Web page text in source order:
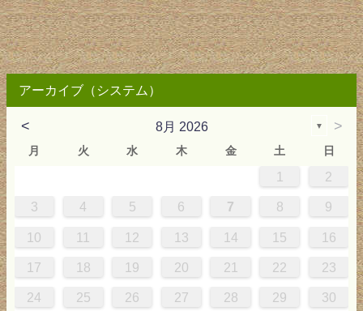
アーカイブ（システム）
< 8月 2026 ▼ >
月 火 水 木 金 土 日
1 2
3 4 5 6 7 8 9
10 11 12 13 14 15 16
17 18 19 20 21 22 23
24 25 26 27 28 29 30